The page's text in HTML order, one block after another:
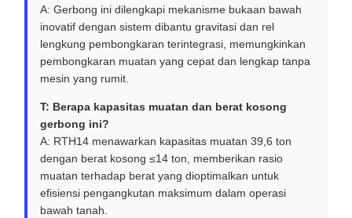
A: Gerbong ini dilengkapi mekanisme bukaan bawah
inovatif dengan sistem dibantu gravitasi dan rel
lengkung pembongkaran terintegrasi, memungkinkan
pembongkaran muatan yang cepat dan lengkap tanpa
mesin yang rumit.
T: Berapa kapasitas muatan dan berat kosong
gerbong ini?
A: RTH14 menawarkan kapasitas muatan 39,6 ton
dengan berat kosong ≤14 ton, memberikan rasio
muatan terhadap berat yang dioptimalkan untuk
efisiensi pengangkutan maksimum dalam operasi
bawah tanah.